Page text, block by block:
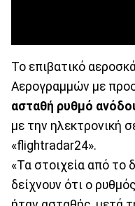
Το επιβατικό
Αερογραμμών με
ασταθή ρυθμό
με την ηλεκτρονική
«flightradar24».
«Τα στοιχεία από το
δείχνουν ότι ο